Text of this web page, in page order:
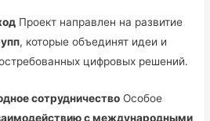
Проект направлен на развитие
, которые объединят идеи и
цифровых решений.
сотрудничество Особое
с международными